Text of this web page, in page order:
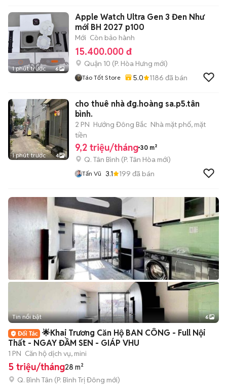
1 phút trước 6
Apple Watch Ultra Gen 3 Đen Như
mới BH 2027 p100
Mới Còn bảo hành
15.400.000 đ
Quận 10 (P. Hòa Hưng mới)
Táo Tốt Store 5.0 1186 đã bán
1 phút trước 4
cho thuê nhà đg.hoàng sa.p5.tân
bình.
2 PN Hướng Đông Bắc Nhà mặt phố, mặt
tiền
9,2 triệu/tháng 30 m²
Q. Tân Bình (P. Tân Hòa mới)
Tấn Vũ 3.1 199 đã bán
+2
Tin nổi bật 6
🌟Khai Trương Căn Hộ BAN CÔNG - Full Nội
Thất - NGAY ĐẦM SEN - GIÁP VHU
1 PN Căn hộ dịch vụ, mini
5 triệu/tháng28 m²
Q. Bình Tân (P. Bình Trị Đông mới)